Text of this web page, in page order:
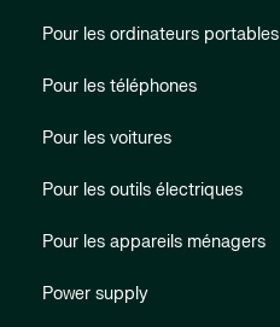
Pour les ordinateurs portables
Pour les téléphones
Pour les voitures
Pour les outils électriques
Pour les appareils ménagers
Power supply